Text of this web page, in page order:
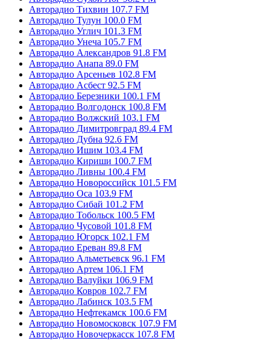
Авторадио Тихвин 107.7 FM
Авторадио Тулун 100.0 FM
Авторадио Углич 101.3 FM
Авторадио Унеча 105.7 FM
Авторадио Александров 91.8 FM
Авторадио Анапа 89.0 FM
Авторадио Арсеньев 102.8 FM
Авторадио Асбест 92.5 FM
Авторадио Березники 100.1 FM
Авторадио Волгодонск 100.8 FM
Авторадио Волжский 103.1 FM
Авторадио Димитровград 89.4 FM
Авторадио Дубна 92.6 FM
Авторадио Ишим 103.4 FM
Авторадио Кириши 100.7 FM
Авторадио Ливны 100.4 FM
Авторадио Новороссийск 101.5 FM
Авторадио Оса 103.9 FM
Авторадио Сибай 101.2 FM
Авторадио Тобольск 100.5 FM
Авторадио Чусовой 101.8 FM
Авторадио Югорск 102.1 FM
Авторадио Ереван 89.8 FM
Авторадио Альметьевск 96.1 FM
Авторадио Артем 106.1 FM
Авторадио Валуйки 106.9 FM
Авторадио Ковров 102.7 FM
Авторадио Лабинск 103.5 FM
Авторадио Нефтекамск 100.6 FM
Авторадио Новомосковск 107.9 FM
Авторадио Новочеркасск 107.8 FM